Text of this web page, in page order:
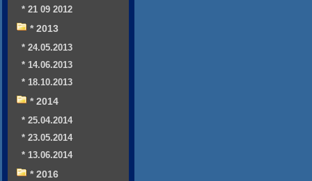
* 21 09 2012
* 2013
* 24.05.2013
* 14.06.2013
* 18.10.2013
* 2014
* 25.04.2014
* 23.05.2014
* 13.06.2014
* 2016